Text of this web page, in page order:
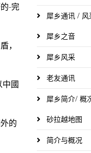
-完
，
國
的
犀乡通讯 / 风
犀乡之音
犀乡风采
老友通讯
犀乡简介/ 概
砂拉越地图
简介与概况